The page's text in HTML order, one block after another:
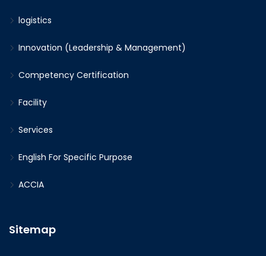
logistics
Innovation (Leadership & Management)
Competency Certification
Facility
Services
English For Specific Purpose
ACCIA
Sitemap